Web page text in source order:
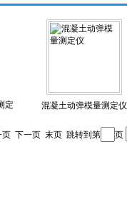
定
混凝土动弹模量测定仪
页 下一页 末页 跳转到第 页